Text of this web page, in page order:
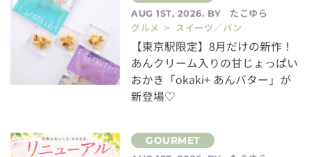
AUG 1ST, 2026. BY
たこゆら
グルメ > スイーツ／パン
【東京駅限定】8月だけの新作！
あんクリーム入りの甘じょっぱい
おかき「okaki+ あんバター」が
新登場♡